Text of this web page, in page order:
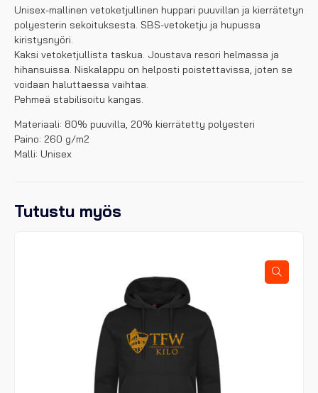
Unisex-mallinen vetoketjullinen huppari puuvillan ja kierrätetyn
polyesterin sekoituksesta. SBS-vetoketju ja hupussa
kiristysnyöri.
Kaksi vetoketjullista taskua. Joustava resori helmassa ja
hihansuissa. Niskalappu on helposti poistettavissa, joten se
voidaan haluttaessa vaihtaa.
Pehmeä stabilisoitu kangas.
Materiaali: 80% puuvilla, 20% kierrätetty polyesteri
Paino: 260 g/m2
Malli: Unisex
Tutustu myös